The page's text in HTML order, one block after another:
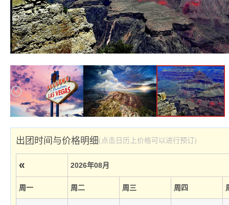
出团时间与价格明细(点击日历上价格可以进行预订)
« 2026年08月
周一 周二 周三 周四